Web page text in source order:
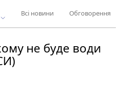
Всі новини Обговорення
не буде води